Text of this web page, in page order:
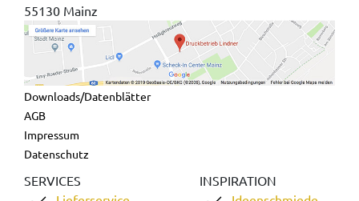
55130 Mainz
Downloads/Datenblätter
AGB
Impressum
Datenschutz
SERVICES
INSPIRATION